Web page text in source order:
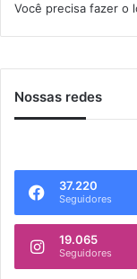
B
a
e
i
Você precisa fazer o
Nossas redes
37.220
Seguidores
19.065
Seguidores